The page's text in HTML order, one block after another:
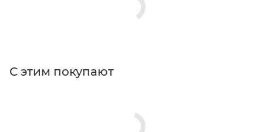
С этим покупают